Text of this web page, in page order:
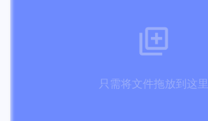
只需将文件拖放到这里